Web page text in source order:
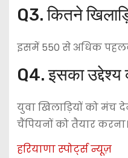
Q3. कितने
इसमें 550 से अधिक
Q4. इसका उद्देश्य
युवा खिलाड़ियों को
चैंपियनों को तैयार करना।
हरियाणा स्पोर्ट्स न्यूज़